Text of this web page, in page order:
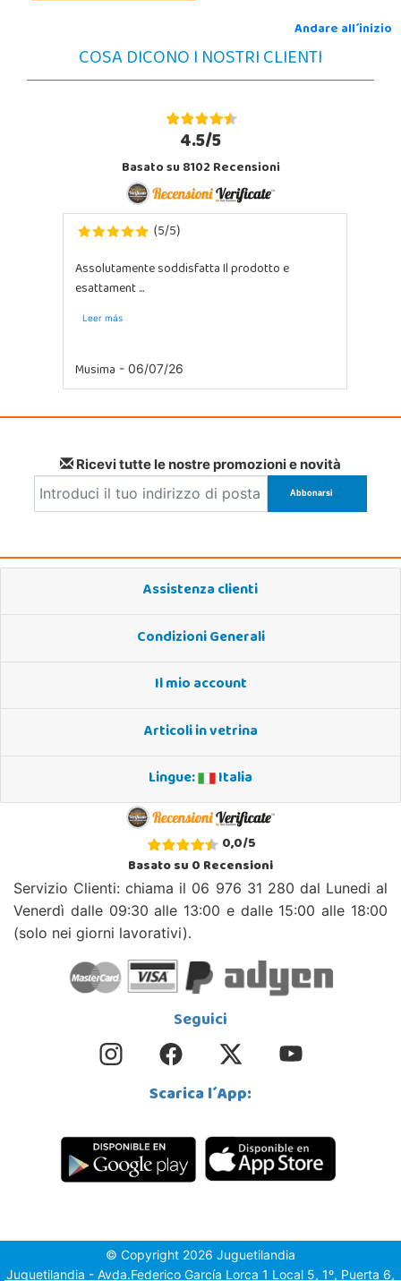
Andare all´inizio
COSA DICONO I NOSTRI CLIENTI
4.5/5
Basato su 8102 Recensioni
(5/5)
Assolutamente soddisfatta Il prodotto e
esattament ...
Leer más
Musima - 06/07/26
Ricevi tutte le nostre promozioni e novità
Assistenza clienti
Condizioni Generali
Il mio account
Articoli in vetrina
Lingue:
Italia
0,0/5
Basato su0Recensioni
Servizio Clienti: chiama il 06 976 31 280 dal Lunedi al
Venerdì dalle 09:30 alle 13:00 e dalle 15:00 alle 18:00
(solo nei giorni lavorativi).
Seguici
Scarica l´App:
© Copyright 2026 Juguetilandia
Juguetilandia - Avda.Federico García Lorca 1 Local 5, 1º, Puerta 6,